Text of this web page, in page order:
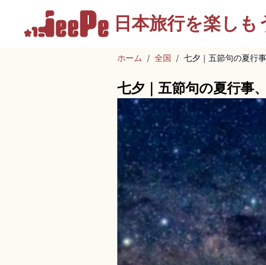
日本旅行を楽しも
ホーム / 全国 / 七夕｜五節句の夏行
七夕｜五節句の夏行事